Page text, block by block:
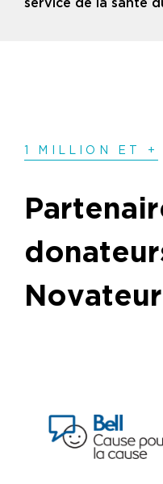
service de la santé
1 MILLION ET +
Novateur